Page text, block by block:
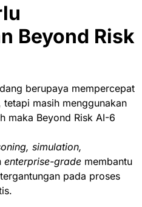
Beyond Risk
berupaya mempercepat
masih menggunakan
maka Beyond Risk AI-6
simulation,
enterprise-grade membantu
pada proses